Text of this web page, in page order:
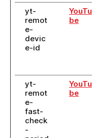
yt-
remot
e-
devic
e-id
YouTu
be
yt-
remot
e-
fast-
check
-
YouTu
be